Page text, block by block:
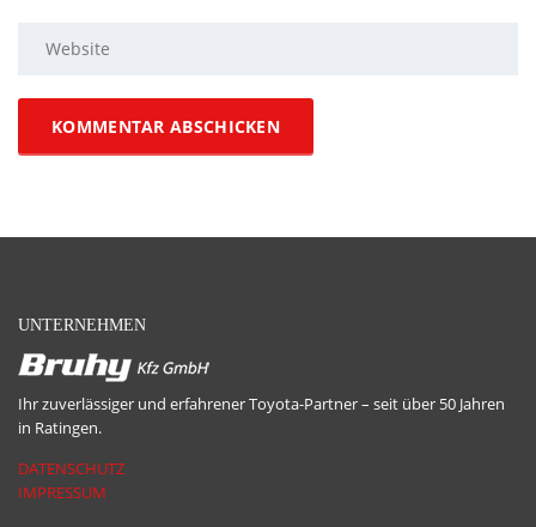
UNTERNEHMEN
Ihr zuverlässiger und erfahrener Toyota-Partner – seit über 50 Jahren
in Ratingen.
DATENSCHUTZ
IMPRESSUM